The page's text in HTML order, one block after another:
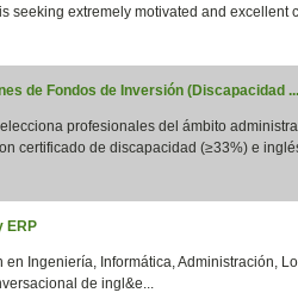
seeking extremely motivated and excellent
de Fondos de Inversión (Discapacidad ...
profesionales del ámbito
certificado de discapacidad (≥33%) e
ERP
en Ingeniería, Informática, Administración,
de ingl&e...